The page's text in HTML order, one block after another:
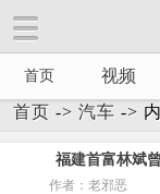
首页 视频
首页 -> 汽车 ->
福建首富林斌
作者：老邪恶